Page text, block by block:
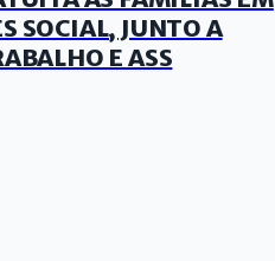
SOCIAL, JUNTO A
E ASS